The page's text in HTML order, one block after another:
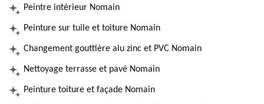
Peintre intérieur Nomain
Peinture sur tuile et toiture Nomain
Changement gouttière alu zinc et PVC Nomain
Nettoyage terrasse et pavé Nomain
Peinture toiture et façade Nomain